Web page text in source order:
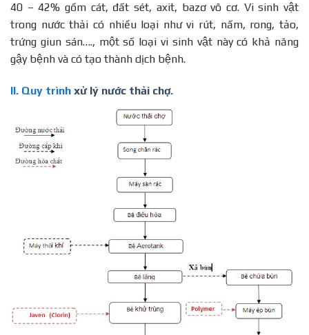
40 – 42% gồm cát, đất sét, axit, bazơ vô cơ. Vi sinh vật
trong nước thải có nhiều loại như vi rút, nấm, rong, tảo,
trứng giun sán…., một số loại vi sinh vật này có khả năng
gậy bệnh và có tạo thành dịch bệnh.
II. Quy trình xử lý nước thải chợ.